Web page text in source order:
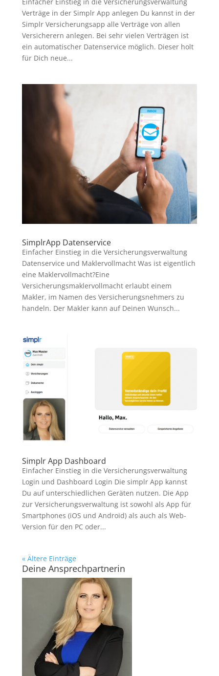
Verträge in der Simplr App anlegen Du kannst in der
Simplr Versicherungsapp alle Verträge von allen
Versicherern anlegen. Bei sehr vielen Verträgen ist
ein automatischer Datenservice möglich. Dieser holt
für Dich neue...
SimplrApp Datenservice
Einfacher Einstieg in die Versicherungsverwaltung
Datenservice und Maklervollmacht Was ist eigentlich
eine Maklervollmacht?Eine
Versicherungsmaklervollmacht erlaubt einem
Makler, im Namen des Versicherungsnehmers zu
handeln. Der Makler kann auf Deinen Wunsch...
Simplr App Dashboard
Einfacher Einstieg in die Versicherungsverwaltung
Login und Dashboard Login Die simplr App kannst
Du auf unterschiedlichen Geräten nutzen. Die App
zur Versicherungsverwaltung ist sowohl als App für
Smartphones (iOS und Android) als auch als Web-
Version für den PC oder...
« Ältere Einträge
Deine Ansprechpartnerin